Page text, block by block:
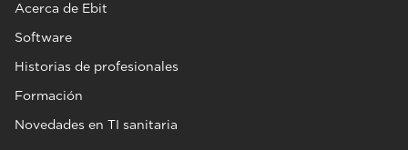
Acerca de Ebit
Software
Historias de profesionales
Formación
Novedades en TI sanitaria